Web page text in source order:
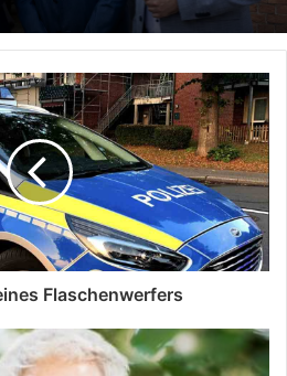
Flaschenwerfers